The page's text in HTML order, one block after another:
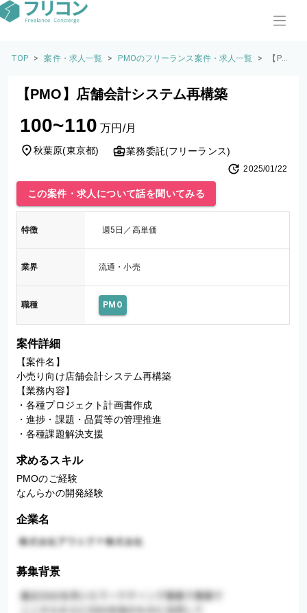
TOP > 案件・求人一覧 > PMOのフリーランス案件・求人一覧 >
【PM
【PMO】店舗会計システム再構築
100~110 万円/月
秋葉原(東京都) 業務委託(フリーランス)
2025/01/22
この案件・求人について話を聞いてみる
特徴 週5日／高単価
業界 流通・小売
職種 PMO
案件詳細
【案件名】
小売り向け店舗会計システム再構築
【業務内容】
・各種プロジェクト計画書作成
・進捗・課題・品質等の管理推進
・各種課題解決支援
求めるスキル
PMOのご経験
なんらかの開発経験
企業名
募集背景